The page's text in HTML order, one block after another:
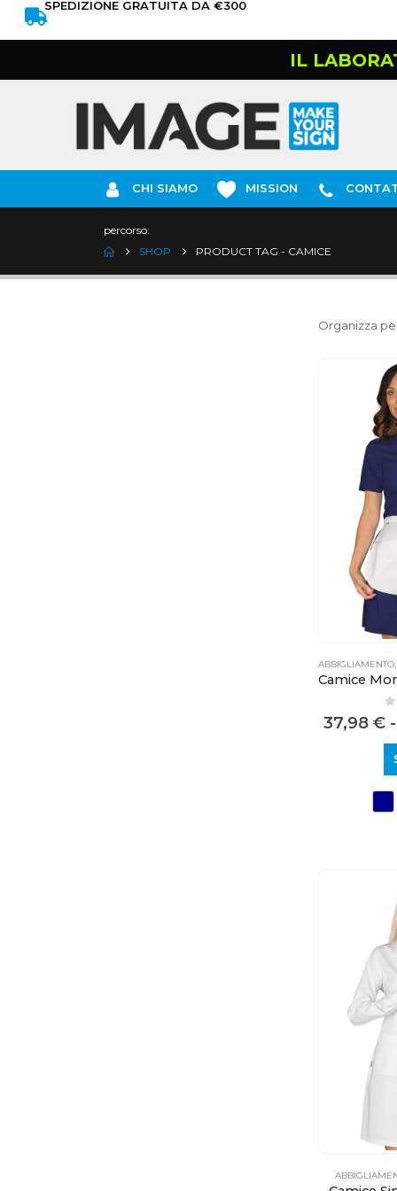
SPEDIZIONE GRATUITA DA €300
IL
CHI SIAMO MISSION
percorso:
SHOP
PRODUCT TAG - CAMICE
Organizza
ABBIGLIAMENTO,
37,98€ -